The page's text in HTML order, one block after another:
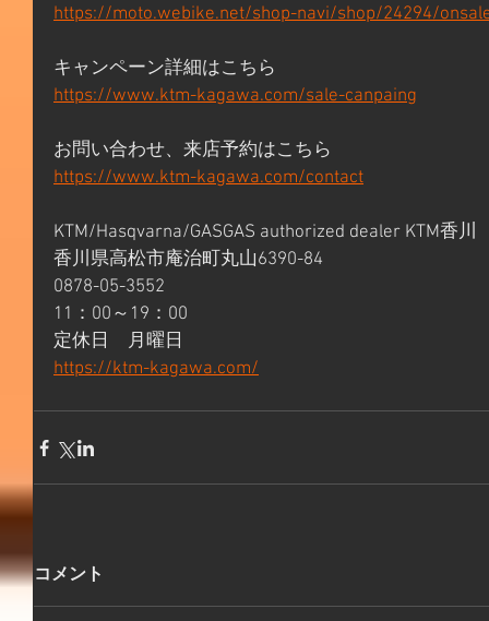
https://moto.webike.net/shop-navi/shop/24294/
キャンペーン詳細はこちら
https://www.ktm-kagawa.com/sale-canpaing
お問い合わせ、来店予約はこちら
https://www.ktm-kagawa.com/contact
KTM/Hasqvarna/GASGAS authorized dealer KTM香川
香川県高松市庵治町丸山6390-84
0878-05-3552
11：00～19：00
定休日　月曜日
https://ktm-kagawa.com/
コメント